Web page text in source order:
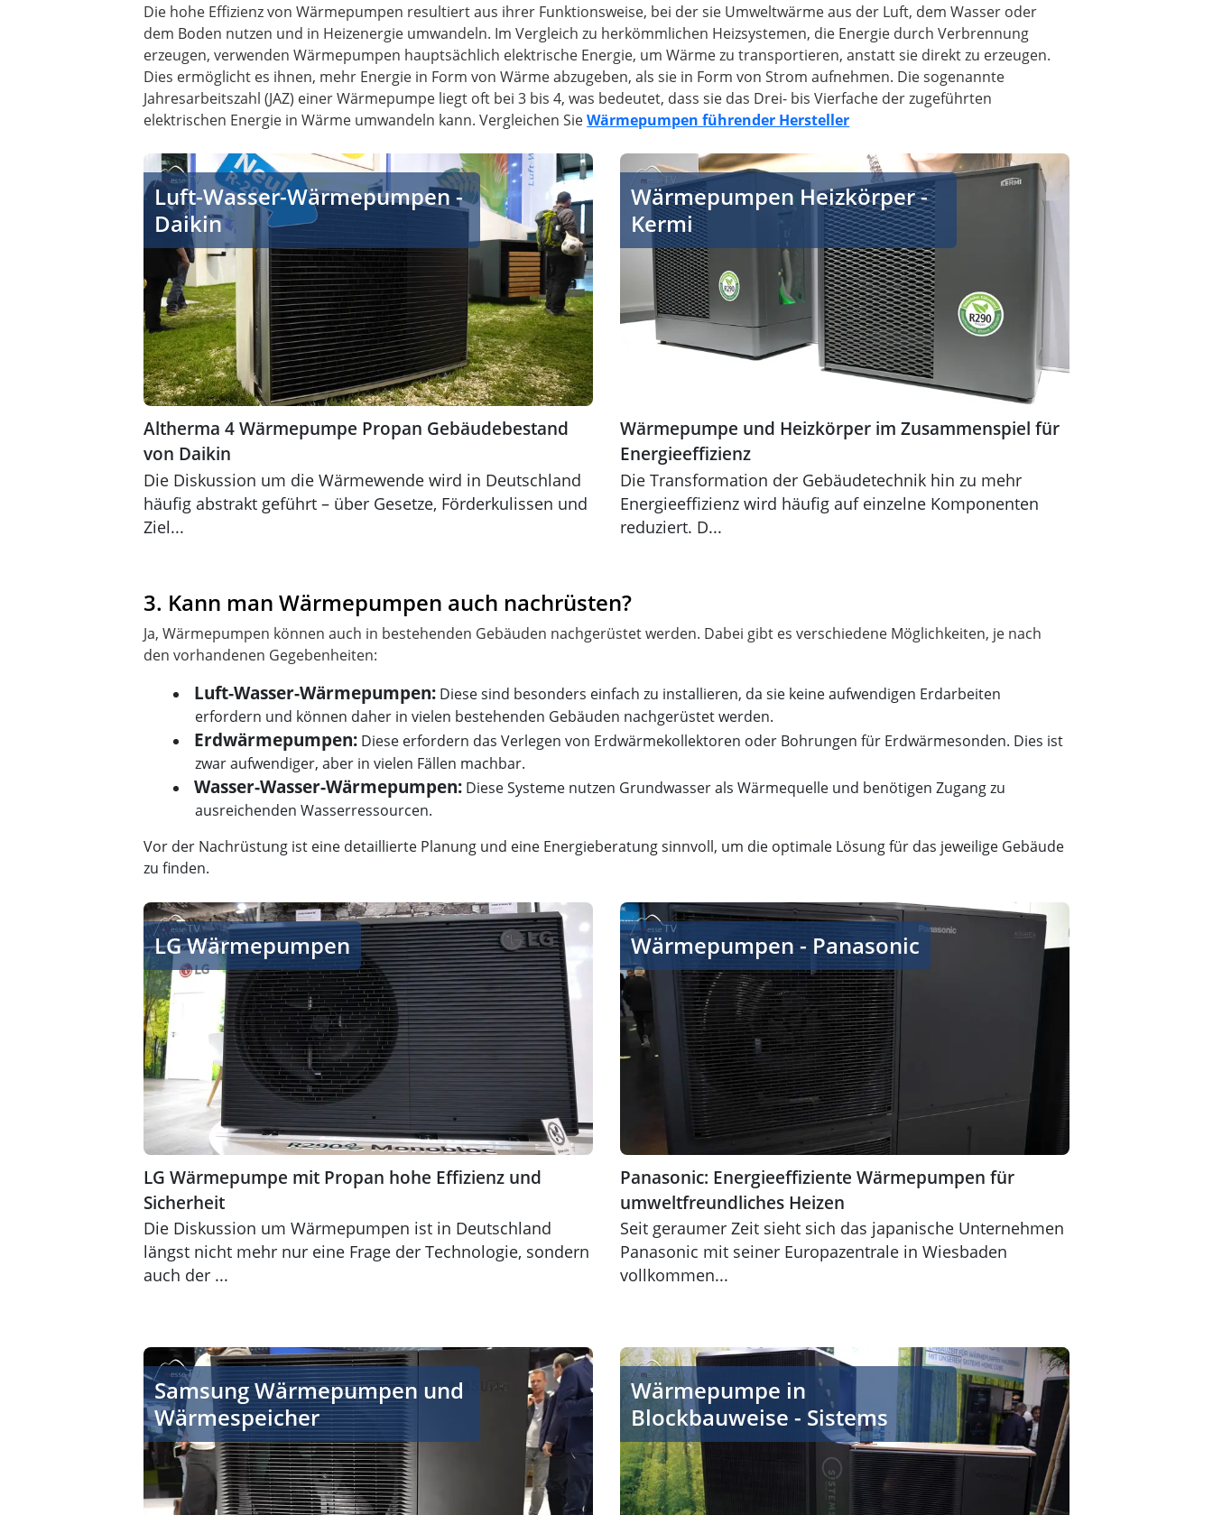
Die hohe Effizienz von Wärmepumpen resultiert aus ihrer Funktionsweise, bei der sie Umweltwärme aus der Luft, dem Wasser oder
dem Boden nutzen und in Heizenergie umwandeln. Im Vergleich zu herkömmlichen Heizsystemen, die Energie durch Verbrennung
erzeugen, verwenden Wärmepumpen hauptsächlich elektrische Energie, um Wärme zu transportieren, anstatt sie direkt zu erzeugen.
Dies ermöglicht es ihnen, mehr Energie in Form von Wärme abzugeben, als sie in Form von Strom aufnehmen. Die sogenannte
Jahresarbeitszahl (JAZ) einer Wärmepumpe liegt oft bei 3 bis 4, was bedeutet, dass sie das Drei- bis Vierfache der zugeführten
elektrischen Energie in Wärme umwandeln kann. Vergleichen SieWärmepumpen führender Hersteller
Altherma 4 Wärmepumpe Propan Gebäudebestand von Daikin
Luft-Wasser-Wärmepumpen -
Daikin
Altherma 4 Wärmepumpe Propan Gebäudebestand
von Daikin
Die Diskussion um die Wärmewende wird in Deutschland
häufig abstrakt geführt – über Gesetze, Förderkulissen und
Ziel...
Wärmepumpe und Heizkörper im Zusammenspiel für Energieeffizienz
Wärmepumpen Heizkörper -
Kermi
Wärmepumpe und Heizkörper im Zusammenspiel für
Energieeffizienz
Die Transformation der Gebäudetechnik hin zu mehr
Energieeffizienz wird häufig auf einzelne Komponenten
reduziert. D...
3. Kann man Wärmepumpen auch nachrüsten?
Ja, Wärmepumpen können auch in bestehenden Gebäuden nachgerüstet werden. Dabei gibt es verschiedene Möglichkeiten, je nach
Luft-Wasser-Wärmepumpen:Diese sind besonders einfach zu installieren, da sie keine aufwendigen Erdarbeiten
erfordern und können daher in vielen bestehenden Gebäuden nachgerüstet werden.
Erdwärmepumpen:Diese erfordern das Verlegen von Erdwärmekollektoren oder Bohrungen für Erdwärmesonden. Dies ist
zwar aufwendiger, aber in vielen Fällen machbar.
Wasser-Wasser-Wärmepumpen:Diese Systeme nutzen Grundwasser als Wärmequelle und benötigen Zugang zu
ausreichenden Wasserressourcen.
Vor der Nachrüstung ist eine detaillierte Planung und eine Energieberatung sinnvoll, um die optimale Lösung für das jeweilige Gebäude
zu finden.
LG Wärmepumpe mit Propan hohe Effizienz und Sicherheit
LG Wärmepumpen
LG Wärmepumpe mit Propan hohe Effizienz und
Sicherheit
Die Diskussion um Wärmepumpen ist in Deutschland
längst nicht mehr nur eine Frage der Technologie, sondern
auch der ...
Panasonic: Energieeffiziente Wärmepumpen für umweltfreundliches Heizen
Wärmepumpen - Panasonic
Panasonic: Energieeffiziente Wärmepumpen für
umweltfreundliches Heizen
Seit geraumer Zeit sieht sich das japanische Unternehmen
Panasonic mit seiner Europazentrale in Wiesbaden
vollkommen...
Anzeige
R290 Wärmepumpe mit natürlichem Kältemittel im Bestand
Samsung Wärmepumpen und
Wärmespeicher
Innovative Wärmepumpe Home Cube in Blockbauweise - Sistems
Wärmepumpe in
Blockbauweise - Sistems